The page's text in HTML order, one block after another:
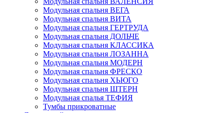
Модульная спальня ВЕГА
Модульная спальня ВИТА
Модульная спальня ГЕРТРУДА
Модульная спальня ДОЛЬЧЕ
Модульная спальня КЛАССИКА
Модульная спальня ЛОЗАННА
Модульная спальня МОДЕРН
Модульная спальня ФРЕСКО
Модульная спальня ХЬЮГО
Модульная спальня ШТЕРН
Модульная спалья ТЕФИЯ
Тумбы прикроватные